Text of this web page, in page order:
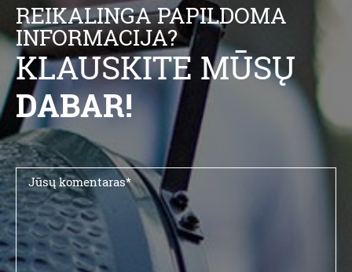
REIKALINGA PAPILDOMA
INFORMACIJA?
KLAUSKITE MŪSŲ
DABAR!